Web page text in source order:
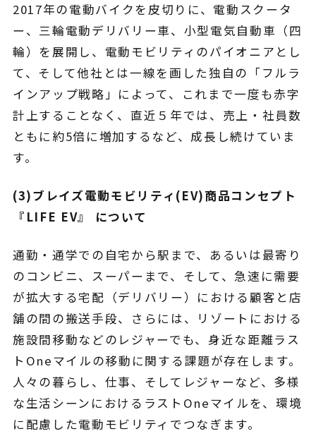
2017年の電動バイクを皮切りに、電動スクータ
ー、三輪電動デリバリー車、小型電気自動車（四
輪）を展開し、電動モビリティのパイオニアとし
て、そして他社とは一線を画した独自の「フルラ
インアップ戦略」によって、これまで一度も赤字
計上することなく、直近５年では、売上・社員数
ともに約5倍に増加するなど、成長し続けていま
す。
(3)ブレイズ電動モビリティ(EV)商品コンセプト
『LIFE EV』 について
通勤・通学での自宅から駅まで、あるいは最寄り
のコンビニ、スーパーまで、そして、急速に需要
が拡大する宅配（デリバリー）における顧客と店
舗の間の搬送手段、さらには、リゾートにおける
施設間移動などのレジャーでも、身近な距離ラス
トOneマイルの移動に関する課題が存在します。
人々の暮らし、仕事、そしてレジャーなど、多様
な生活シーンにおけるラストOneマイルを、環境
に配慮した電動モビリティでつなぎます。